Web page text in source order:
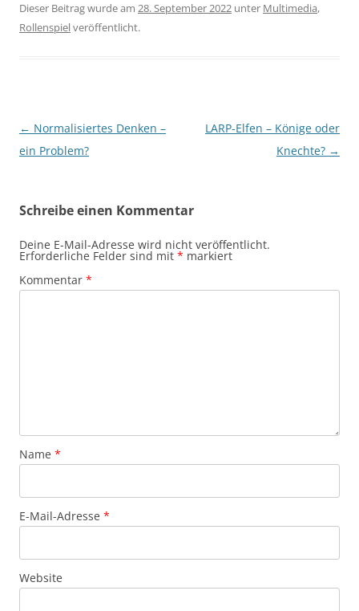
Dieser Beitrag wurde am 28. September 2022 unter Multimedia,
Rollenspielveröffentlicht.
Beitragsnavigation
← Normalisiertes Denken –
ein Problem?
LARP-Elfen – Könige oder
Knechte? →
Schreibe einen Kommentar
Deine E-Mail-Adresse wird nicht veröffentlicht.
Erforderliche Felder sind mit * markiert
Kommentar *
Name *
E-Mail-Adresse *
Website